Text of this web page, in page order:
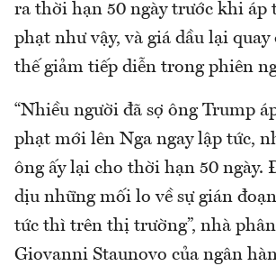
ra thời hạn 50 ngày trước khi áp
phạt như vậy, và giá dầu lại
thế giảm tiếp diễn trong phiên
“Nhiều người đã sợ ông Trump
phạt mới lên Nga ngay lập tức,
ông ấy lại cho thời hạn 50 ngày.
dịu những mối lo về sự gián
tức thì trên thị trường”, nhà
Giovanni Staunovo của ngân